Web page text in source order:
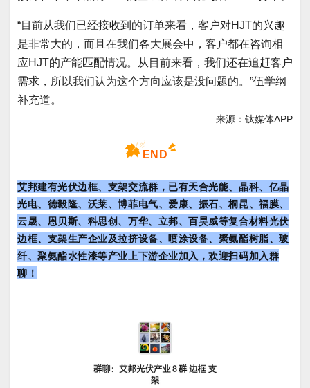
“目前从我们已经接收到的订单来看，客户对HJT的兴趣
是非常大的，而且在我们各大展会中，客户都在咨询相
应HJT的产能匹配情况。从目前来看，我们还在追赶客户
需求，所以我们认为这个方向应该是没问题的。”伍学纲
补充道。
来源：钛媒体APP
END
艾邦建有光伏边框、支架交流群，已有天合光能、晶科、亿晶
光电、 德毅隆、沃莱、博菲电气、爱康、振石、桐昆、福膜、
云晟、恩贝斯、科思创、万华、立邦、百昊威等复合材料光伏
边框、支架生产企业及拉挤设备、喷涂设备、聚氨酯树脂、玻
纤、聚氨酯水性漆等产业上下游企业加入，欢迎扫码加入群
聊！